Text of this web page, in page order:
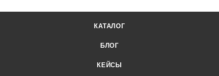
КАТАЛОГ
БЛОГ
КЕЙСЫ